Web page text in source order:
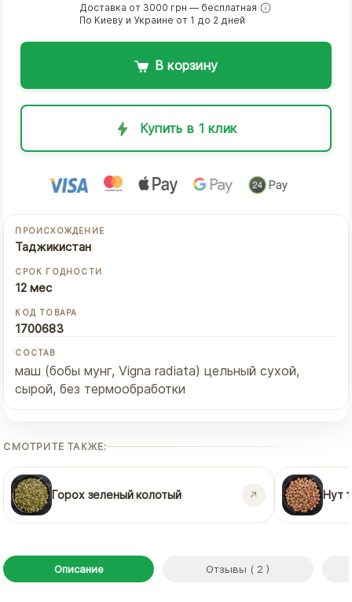
Доставка от 3000 грн — бесплатная
По Киеву и Украине от 1 до 2 дней
В корзину
Купить в 1 клик
ПРОИСХОЖДЕНИЕ
Таджикистан
СРОК ГОДНОСТИ
12 мес
КОД ТОВАРА
1700683
СОСТАВ
маш (бобы мунг, Vigna radiata) цельный сухой,
сырой, без термообработки
СМОТРИТЕ ТАКЖЕ:
Горох зеленый колотый Нут
Описание Отзывы ( 2 )